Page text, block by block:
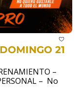
21
–
–  No